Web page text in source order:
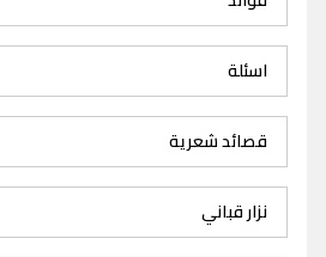
اسئلة
قصائد شعرية
نزار قباني